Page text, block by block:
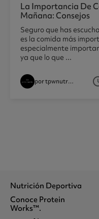
La Importancia De
Mañana: Consejos
Seguro que has
es la comida más
especialmente
ya que lo que ...
por tpwnutritionist
Nutrición Deportiva
Proteína Whey
Batidos De Proteínas
Conoce Protein
Works™.